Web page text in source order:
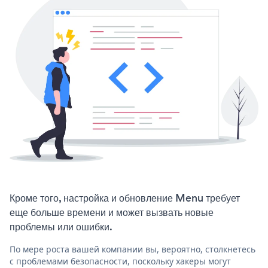
Кроме того, настройка и обновление Menu требует
еще больше времени и может вызвать новые
проблемы или ошибки.
По мере роста вашей компании вы, вероятно, столкнетесь
с проблемами безопасности, поскольку хакеры могут